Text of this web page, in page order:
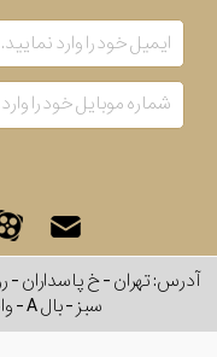
سبز - بال A - واحد ۷۱۱